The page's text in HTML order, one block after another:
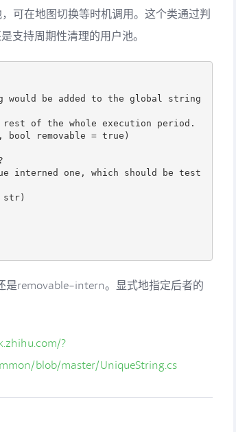
可在地图切换等时机调用。这个类通过判
支持周期性清理的用户池。
是removable-intern。显式地指定后者的
?
blob/master/UniqueString.cs